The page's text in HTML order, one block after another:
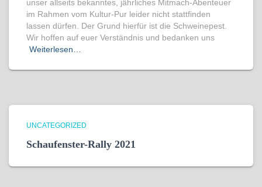
unser allseits bekanntes, jährliches Mitmach-Abenteuer
im Rahmen vom Kultur-Pur leider nicht stattfinden
lassen dürfen. Der Grund hierfür ist die Schweinepest.
Wir hoffen auf euer Verständnis und bedanken uns
Weiterlesen…
UNCATEGORIZED
Schaufenster-Rally 2021